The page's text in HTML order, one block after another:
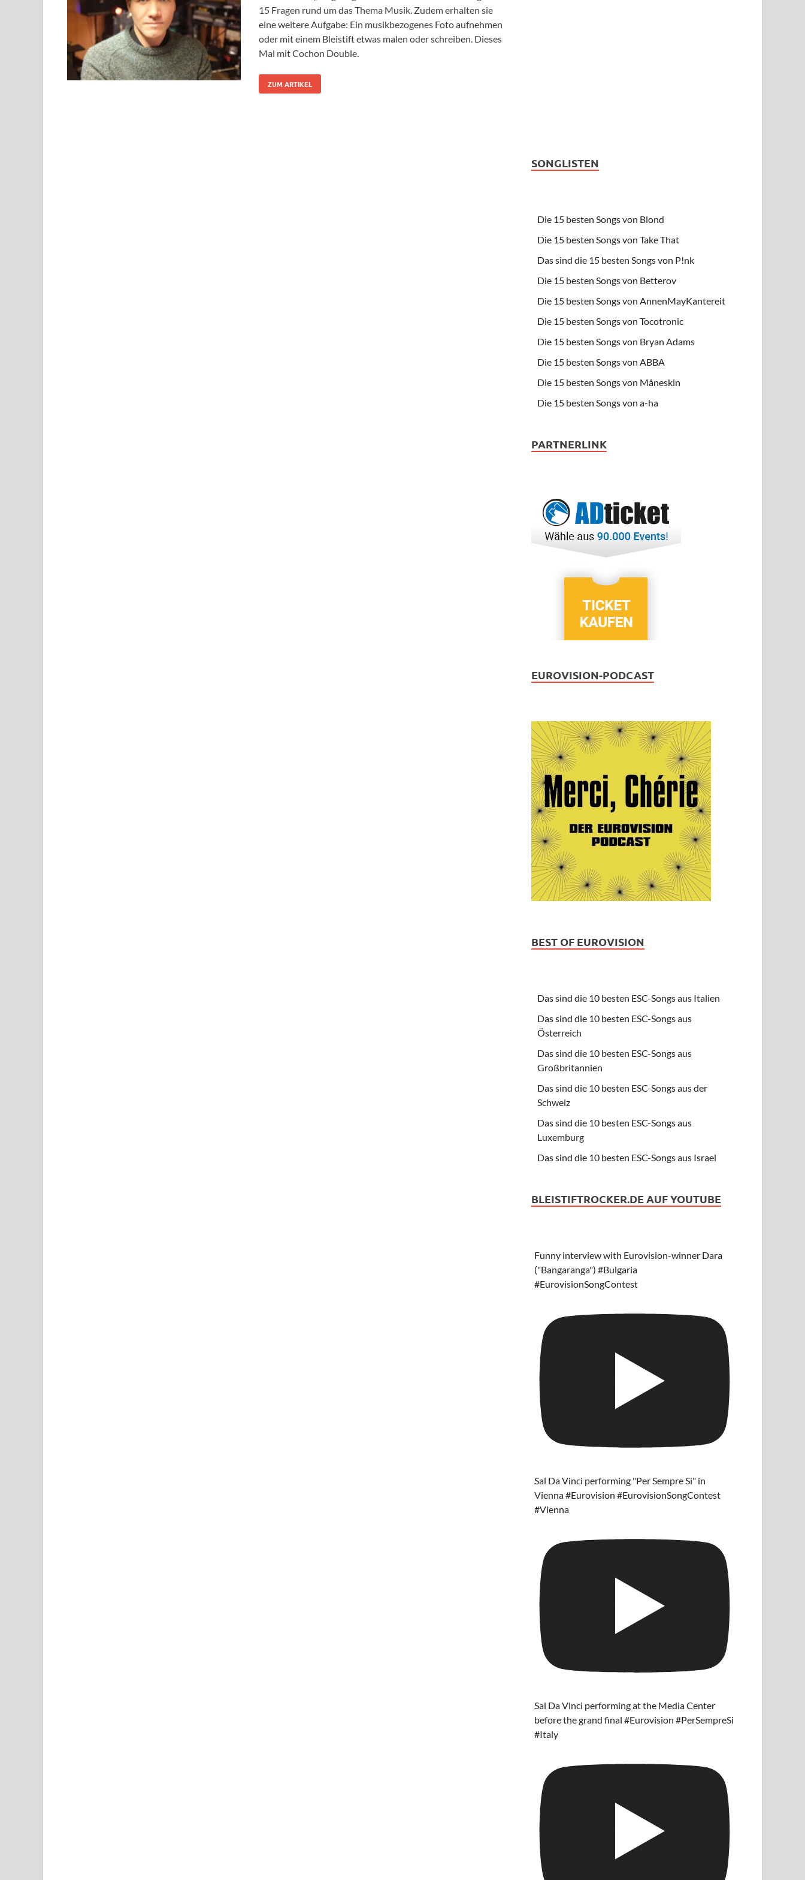
15 Fragen rund um das Thema Musik. Zudem erhalten sie
eine weitere Aufgabe: Ein musikbezogenes Foto aufnehmen
oder mit einem Bleistift etwas malen oder schreiben. Dieses
Mal mit Cochon Double.
ZUM ARTIKEL
SONGLISTEN
Die 15 besten Songs von Blond
Die 15 besten Songs von Take That
Das sind die 15 besten Songs von P!nk
Die 15 besten Songs von Betterov
Die 15 besten Songs von AnnenMayKantereit
Die 15 besten Songs von Tocotronic
Die 15 besten Songs von Bryan Adams
Die 15 besten Songs von ABBA
Die 15 besten Songs von Måneskin
Die 15 besten Songs von a-ha
PARTNERLINK
EUROVISION-PODCAST
BEST OF EUROVISION
Das sind die 10 besten ESC-Songs aus Italien
Das sind die 10 besten ESC-Songs aus
Österreich
Das sind die 10 besten ESC-Songs aus
Großbritannien
Das sind die 10 besten ESC-Songs aus der
Schweiz
Das sind die 10 besten ESC-Songs aus
Luxemburg
Das sind die 10 besten ESC-Songs aus Israel
BLEISTIFTROCKER.DE AUF YOUTUBE
Funny interview with Eurovision-winner Dara
("Bangaranga") #Bulgaria
#EurovisionSongContest
Sal Da Vinci performing "Per Sempre Si" in
Vienna #Eurovision #EurovisionSongContest
#Vienna
Sal Da Vinci performing at the Media Center
before the grand final #Eurovision #PerSempreSi
#Italy